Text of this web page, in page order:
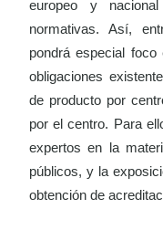
europeo y
normativas. Así,
pondrá especial
obligaciones
de producto por
por el centro. Para
expertos en la
públicos, y la
obtención de